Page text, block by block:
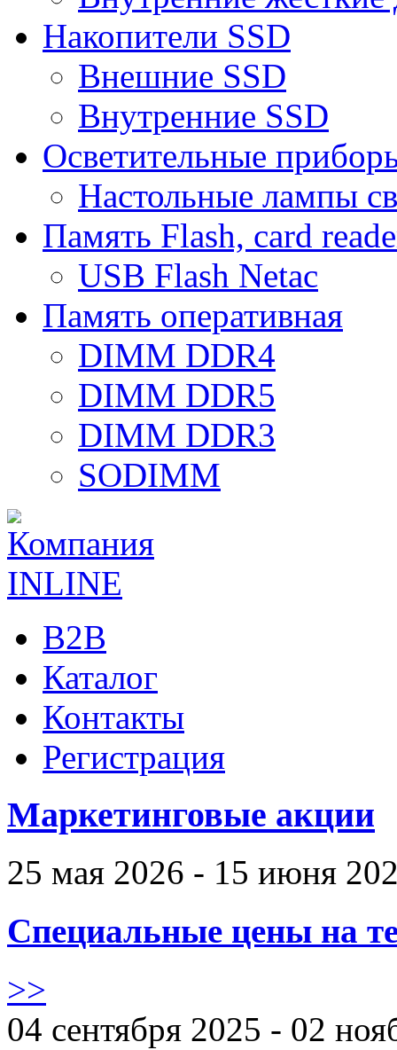
Накопители SSD
Внешние SSD
Внутренние SSD
Осветительные
Настольные лампы
Память Flash, card
USB Flash Netac
Память оперативная
DIMM DDR4
DIMM DDR5
DIMM DDR3
SODIMM
B2B
Каталог
Контакты
Регистрация
Маркетинговые акции
25 мая 2026 - 15 июня
Специальные цены на
>>
04 сентября 2025 - 02